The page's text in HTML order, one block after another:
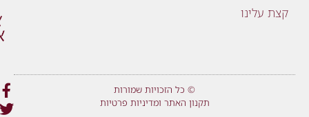
קצת עלינו
© כל הזכויות שמורות
תקנון האתר ומדיניות פרטיות